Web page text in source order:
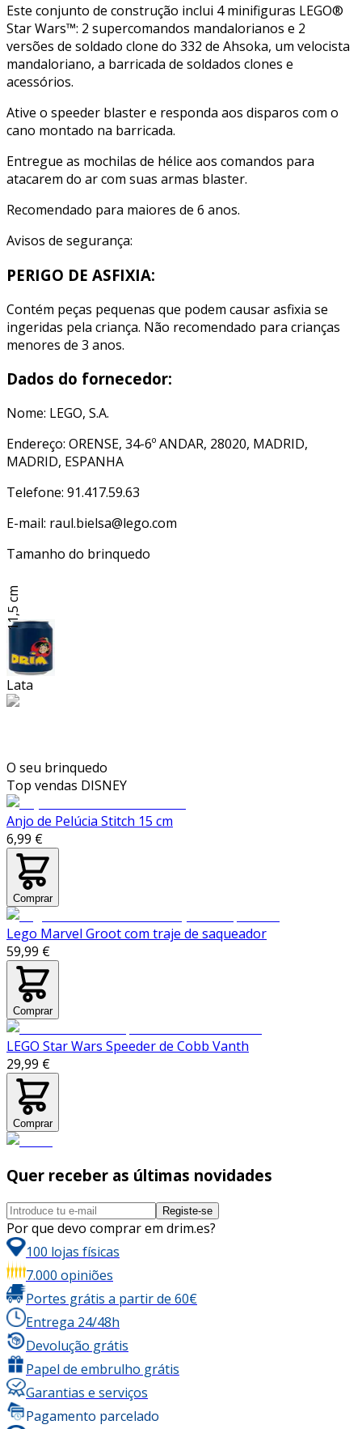
Este conjunto de construção inclui 4 minifiguras LEGO®
Star Wars™: 2 supercomandos mandalorianos e 2
versões de soldado clone do 332 de Ahsoka, um velocista
mandaloriano, a barricada de soldados clones e
acessórios.
Ative o speeder blaster e responda aos disparos com o
cano montado na barricada.
Entregue as mochilas de hélice aos comandos para
atacarem do ar com suas armas blaster.
Recomendado para maiores de 6 anos.
Avisos de segurança:
PERIGO DE ASFIXIA:
Contém peças pequenas que podem causar asfixia se
ingeridas pela criança. Não recomendado para crianças
menores de 3 anos.
Dados do fornecedor:
Nome: LEGO, S.A.
Endereço: ORENSE, 34-6º ANDAR, 28020, MADRID,
MADRID, ESPANHA
Telefone: 91.417.59.63
E-mail: raul.bielsa@lego.com
Tamanho do brinquedo
11,5 cm
Lata
O seu brinquedo
Top vendas DISNEY
Anjo de Pelúcia Stitch 15 cm
6,99 €
Comprar
Lego Marvel Groot com traje de saqueador
59,99 €
Comprar
LEGO Star Wars Speeder de Cobb Vanth
29,99 €
Comprar
Quer receber as últimas novidades
Registe-se
Por que devo comprar em drim.es?
100 lojas físicas
7.000 opiniões
Portes grátis a partir de 60€
Entrega 24/48h
Devolução grátis
Papel de embrulho grátis
Garantias e serviços
Pagamento parcelado